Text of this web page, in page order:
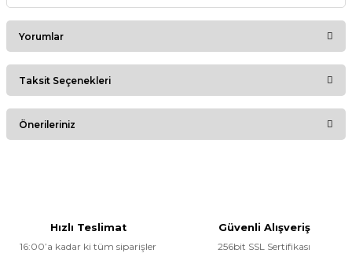
Yorumlar
Bu ürüne ilk yorumu siz yapın!
Taksit Seçenekleri
Önerileriniz
Hızlı Teslimat
16:00’a kadar ki tüm siparişler
Güvenli Alışveriş
256bit SSL Sertifikası